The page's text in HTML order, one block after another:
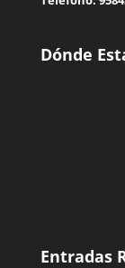
Dónde
Entradas